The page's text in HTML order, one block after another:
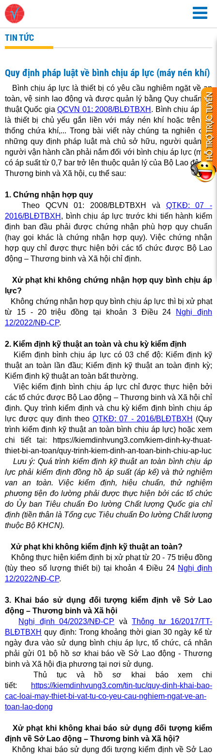
TIN TỨC
Quy định pháp luật về bình chịu áp lực (máy nén khí)
Bình chịu áp lực là thiết bị có yêu cầu nghiêm ngặt về an
toàn, vệ sinh lao động và được quản lý bằng Quy chuẩn kỹ
thuật Quốc giaQCVN 01: 2008/BLĐTBXH . Bình chịu áp lực
là thiết bị chủ yếu gắn liền với máy nén khí hoặc trên hệ
thống chứa khí,... Trong bài viết này chúng ta nghiên cứu
những quy định pháp luật mà chủ sở hữu, người quản lý,
người vận hành cần phải nắm đối với bình chịu áp lực (mới)
có áp suất từ 0,7 bar trở lên thuộc quản lý của Bộ Lao động -
Thương binh và Xã hội, cụ thể sau:
1. Chứng nhận hợp quy
Theo QCVN 01: 2008/BLĐTBXH và QTKĐ: 07 -
2016/BLĐTBXH , bình chịu áp lực trước khi tiến hành kiểm
định ban đầu phải được chứng nhận phù hợp quy chuẩn
(hay gọi khác là chứng nhận hợp quy). Việc chứng nhận
hợp quy chỉ được thực hiện bởi các tổ chức được Bộ Lao
động – Thương binh và Xã hội chỉ định.
Xử phạt khi không chứng nhận hợp quy bình chịu áp
lực?
Không chứng nhận hợp quy bình chịu áp lực thì bị xử phạt
từ 15 - 20 triệu đồng tại khoản 3 Điều 24
Nghị định
12/2022/NĐ-CP.
2. Kiểm định kỹ thuật an toàn và chu kỳ kiểm định
Kiểm định bình chịu áp lực có 03 chế độ: Kiểm định kỹ
thuật an toàn lần đầu; Kiểm định kỹ thuật an toàn định kỳ;
Kiểm định kỹ thuật an toàn bất thường.
Việc kiểm định bình chịu áp lực chỉ được thực hiện bởi
các tổ chức được Bộ Lao động – Thương binh và Xã hội chỉ
định. Quy trình kiểm định và chu kỳ kiểm định bình chịu áp
lực được quy định theoQTKĐ: 07 - 2016/BLĐTBXH (Quy
trình kiểm định kỹ thuật an toàn bình chịu áp lực) hoặc xem
chi tiết tại: https://kiemdinhvung3.com/kiem-dinh-ky-thuat-
thiet-bi-an-toan/quy-trinh-kiem-dinh-an-toan-binh-chiu-ap-luc
Lưu ý: Quá trình kiểm định kỹ thuật an toàn bình chịu áp
lực phải kiểm định đồng hồ áp suất (áp kế) và thử nghiệm
van an toàn. Việc kiểm định, hiệu chuẩn, thử nghiệm
phương tiện đo lường phải được thực hiện bởi các tổ chức
do Ủy ban Tiêu chuẩn Đo lường Chất lượng Quốc gia chỉ
định (tiền thân là Tổng cục Tiêu chuẩn Đo lường Chất lượng
thuộc Bộ KHCN).
Xử phạt khi không kiểm định kỹ thuật an toàn?
Không thực hiện kiểm định bị xử phạt từ 20 - 75 triệu đồng
(tùy theo số lượng thiết bị) tại khoản 4 Điều 24 Nghị định
12/2022/NĐ-CP.
3. Khai báo sử dụng đối tượng kiểm định về Sở Lao
động – Thương binh và Xã hội
Nghị định 04/2023/NĐ-CP vàThông tư 16/2017/TT-
BLĐTBXH quy định: Trong khoảng thời gian 30 ngày kể từ
ngày đưa vào sử dụng bình chịu áp lực, tổ chức, cá nhân
phải gửi 01 bộ hồ sơ khai báo về Sở Lao động - Thương
binh và Xã hội địa phương tại nơi sử dụng.
Thủ tục và hồ sơ khai báo xem chi
tiết:
https://kiemdinhvung3.com/tin-tuc/quy-dinh-khai-bao-
cac-loai-may-thiet-bi-vat-tu-co-yeu-cau-nghiem-ngat-ve-an-
toan-lao-dong
Xử phạt khi không khai báo sử dụng đối tượng kiểm
định về Sở Lao động – Thương binh và Xã hội?
Không khai báo sử dụng đối tượng kiểm định về Sở Lao